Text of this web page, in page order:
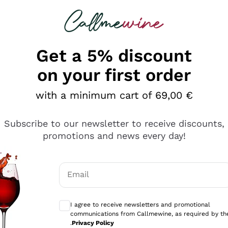
looking for
è male ma secondo me ci sono alternative che
Get a 5% discount
on your first order
with a minimum cart of 69,00 €
Subscribe to our newsletter to receive discounts,
promotions and news every day!
Email
I agree to receive newsletters and promotional
communications from Callmewine, as required by
.Privacy Policy